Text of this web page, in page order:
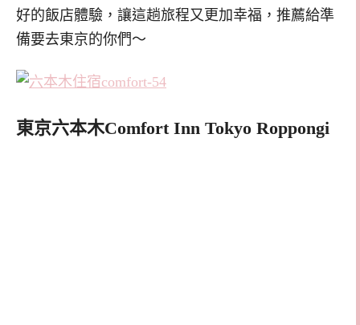
好的飯店體驗，讓這趟旅程又更加幸福，推薦給準
備要去東京的你們～
東京六本木Comfort Inn Tokyo Roppongi